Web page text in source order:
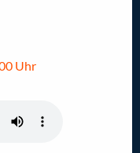
Uhr